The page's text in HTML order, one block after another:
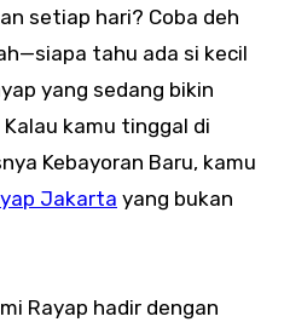
setiap hari? Coba deh
tahu ada si kecil
yang sedang bikin
Kalau kamu tinggal di
Kebayoran Baru, kamu
Jakarta yang bukan
Rayap hadir dengan